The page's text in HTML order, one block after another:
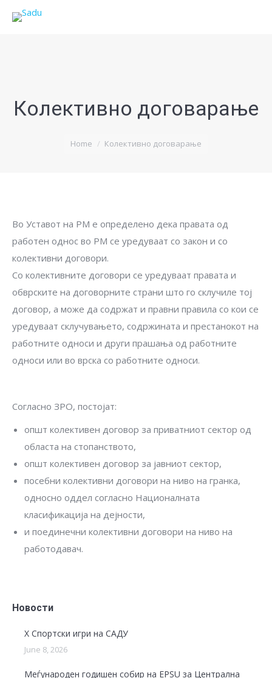
Колективно договарање
Home Колективно договарање
Во Уставот на РМ е определено дека правата од
работен однос во РМ се уредуваат со закон и со
колективни договори.
Со колективните договори се уредуваат правата и
обврските на договорните страни што го склучиле тој
договор, а може да содржат и правни правила со кои се
уредуваат склучувањето, содржината и престанокот на
работните односи и други прашања од работните
односи или во врска со работните односи.
Согласно ЗРО, постојат:
општ колективен договор за приватниот сектор од
областа на стопанството,
општ колективен договор за јавниот сектор,
посебни колективни договори на ниво на гранка,
односно оддел согласно Националната
класификација на дејности,
и поединечни колективни договори на ниво на
работодавач.
Новости
X Спортски игри на САДУ
June 8, 2026
Меѓународен годишен собир на EPSU за Централна